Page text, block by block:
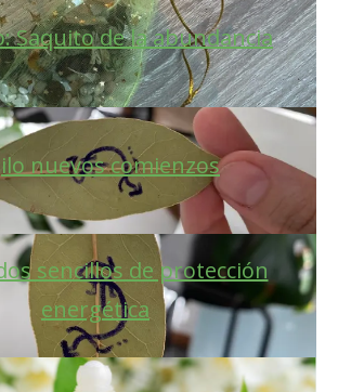
Saquito de la abundancia
nuevos comienzos
sencillos de protección
energética